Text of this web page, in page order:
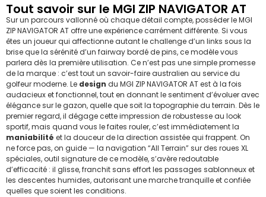
Tout savoir sur le MGI ZIP NAVIGATOR AT
Sur un parcours vallonné où chaque détail compte, posséder le MGI
ZIP NAVIGATOR AT offre une expérience carrément différente. Si vous
êtes un joueur qui affectionne autant le challenge d’un links sous la
brise que la sérénité d’un fairway bordé de pins, ce modèle vous
parlera dès la première utilisation. Ce n’est pas une simple promesse
de la marque : c’est tout un savoir-faire australien au service du
golfeur moderne. Le design du MGI ZIP NAVIGATOR AT est à la fois
audacieux et fonctionnel, tout en donnant le sentiment d’évoluer avec
élégance sur le gazon, quelle que soit la topographie du terrain. Dès le
premier regard, il dégage cette impression de robustesse au look
sportif, mais quand vous le faites rouler, c’est immédiatement la
maniabilité et la douceur de la direction assistée qui frappent. On
ne force pas, on guide — la navigation “All Terrain” sur des roues XL
spéciales, outil signature de ce modèle, s’avère redoutable
d’efficacité : il glisse, franchit sans effort les passages sablonneux et
les descentes humides, autorisant une marche tranquille et confiée
quelles que soient les conditions.